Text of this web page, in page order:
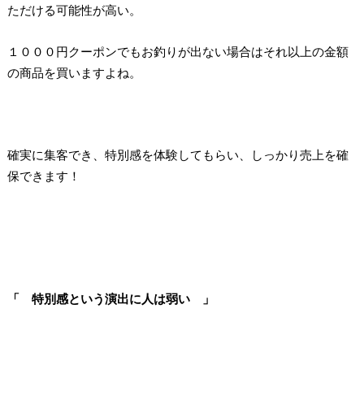
ただける可能性が高い。
１０００円クーポンでもお釣りが出ない場合はそれ以上の金額
の商品を買いますよね。
確実に集客でき、特別感を体験してもらい、しっかり売上を確
保できます！
「 特別感という演出に人は弱い 」